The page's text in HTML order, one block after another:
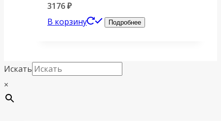
3176₽
В корзину
Подробнее
Искать
×